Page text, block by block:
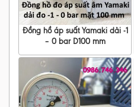
Đồng hồ áp suất Yamaki dải -1
– 0 bar D100 mm